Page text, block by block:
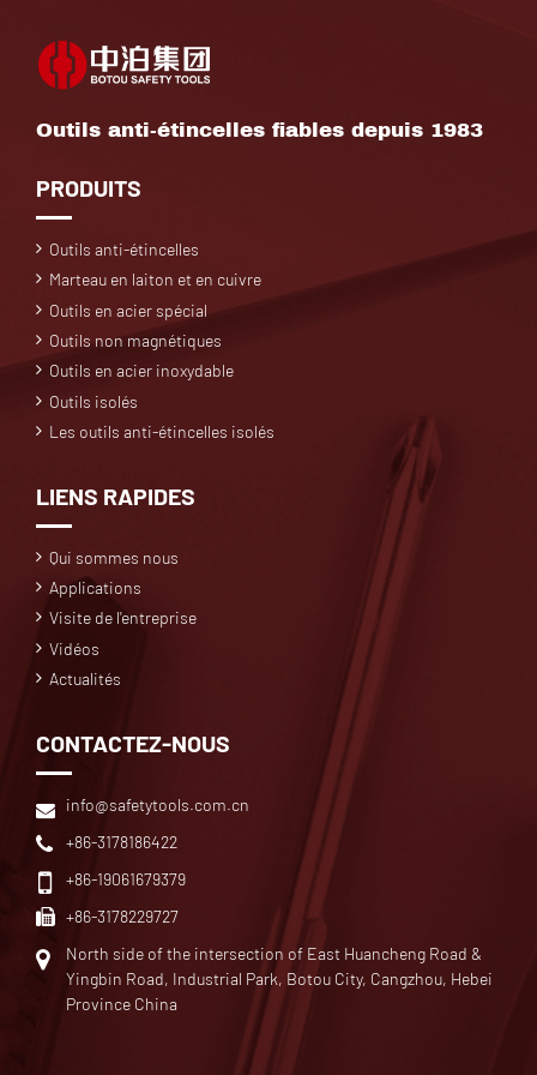
Outils anti-étincelles fiables depuis 1983
PRODUITS
Outils anti-étincelles
Marteau en laiton et en cuivre
Outils en acier spécial
Outils non magnétiques
Outils en acier inoxydable
Outils isolés
Les outils anti-étincelles isolés
LIENS RAPIDES
Qui sommes nous
Applications
Visite de l'entreprise
Vidéos
Actualités
CONTACTEZ-NOUS
info@safetytools.com.cn
+86-3178186422
+86-19061679379
+86-3178229727
North side of the intersection of East Huancheng Road &
Yingbin Road, Industrial Park, Botou City, Cangzhou, Hebei
Province China